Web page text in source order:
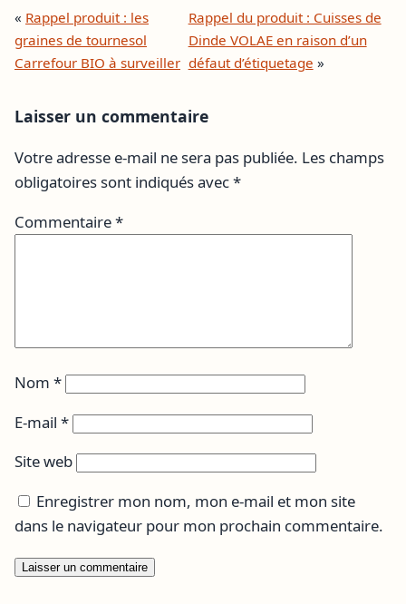
« Rappel produit : les
graines de tournesol
Carrefour BIO à surveiller
Rappel du produit : Cuisses de
Dinde VOLAE en raison d’un
défaut d’étiquetage »
Laisser un commentaire
Votre adresse e-mail ne sera pas publiée. Les champs
obligatoires sont indiqués avec*
Commentaire*
Nom *
E-mail *
Site web
Enregistrer mon nom, mon e-mail et mon site
dans le navigateur pour mon prochain commentaire.